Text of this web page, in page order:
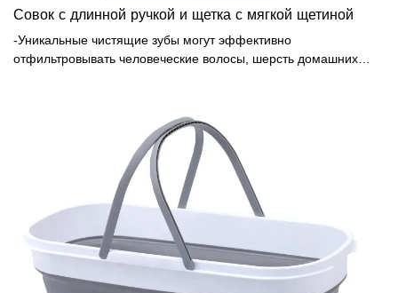
Совок с длинной ручкой и щетка с мягкой щетиной
-Уникальные чистящие зубы могут эффективно
отфильтровывать человеческие волосы, шерсть домашних
Инновационный ветрозащитный дизайн не позволяет легко
упасть.-3 ряда прочных щетинок с отличной гибкостью,
которые нелегко носить на полу. Набор метлы и совка имеет
складную конструкцию отскока под углом 90 градусов, что
затрудняет падение мусора в совок, что позволяет избежать
повторной уборки.- Модернизированная длинная ручка
позволяет вам стоять вертикально для удобного подметания.
Вам не нужно приседать или становиться на колени на пол,
чтобы очистить нижнюю часть мебели и избежать болей в
спине. Вращающаяся на 180° головка метлы позволяет легко